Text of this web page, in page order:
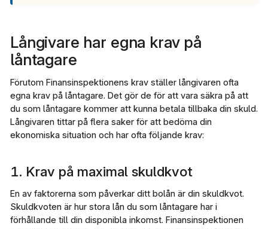
Långivare har egna krav på
låntagare
Förutom Finansinspektionens krav ställer långivaren ofta
egna krav på låntagare. Det gör de för att vara säkra på att
du som låntagare kommer att kunna betala tillbaka din skuld.
Långivaren tittar på flera saker för att bedöma din
ekonomiska situation och har ofta följande krav:
1. Krav på maximal skuldkvot
En av faktorerna som påverkar ditt bolån är din skuldkvot.
Skuldkvoten är hur stora lån du som låntagare har i
förhållande till din disponibla inkomst. Finansinspektionen